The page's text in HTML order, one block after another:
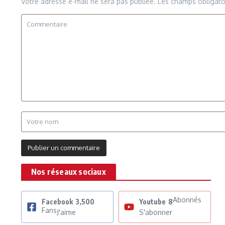
Nos réseaux sociaux
Facebook 3,500
FansJ'aime
Youtube 8Abonnés
S'abonner